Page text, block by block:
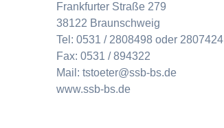
Frankfurter Straße 279
38122 Braunschweig
Tel: 0531 / 2808498 oder 2807424
Fax: 0531 / 894322
Mail: tstoeter@ssb-bs.de
www.ssb-bs.de